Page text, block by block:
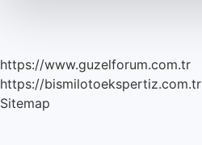
https://www.guzelforum.com.tr
https://bismilotoekspertiz.com.tr
Sitemap